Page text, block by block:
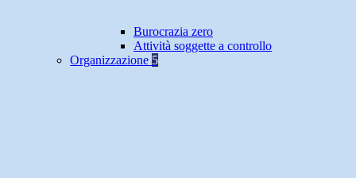
Burocrazia zero
Attività soggette a controllo
Organizzazione 5